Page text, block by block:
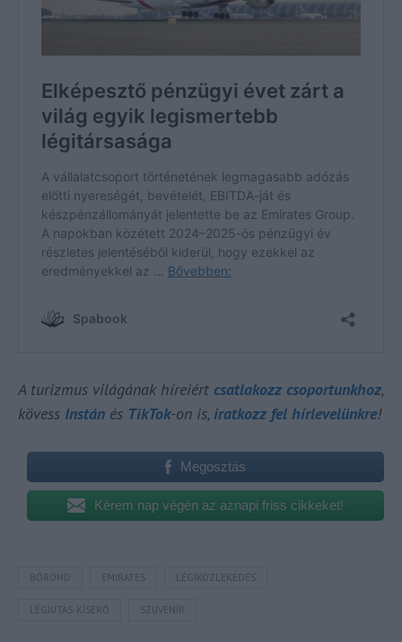
A turizmus világának híreiért csatlakozz csoportunkhoz,
kövess Instán és TikTok-on is, iratkozz fel hírlevelünkre!
Megosztás
Kérem nap végén az aznapi friss cikkeket!
BŐRÖND EMIRATES LÉGIKÖZLEKEDÉS
LÉGIUTAS-KÍSÉRŐ SZUVENÍR